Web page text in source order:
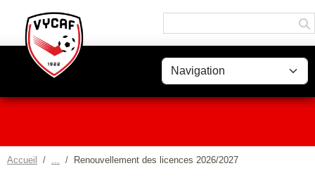
Accueil Renouvellement des licences 2026/2027